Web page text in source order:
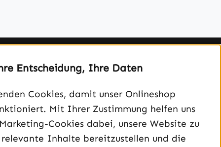
Unterstützung und Beratung unter:
040 – 182 295 901
Mo-Fr, 08:00 - 16:00 Uhr
Entscheidung, Ihre Daten
Cookies, damit unser Onlineshop
Mit Ihrer Zustimmung helfen uns
Cookies dabei, unsere Website zu
relevante Inhalte bereitzustellen und die